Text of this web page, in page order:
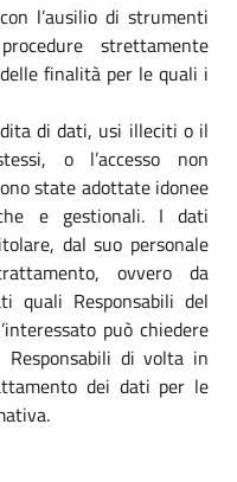
l’ausilio di strumenti
strettamente
finalità per le quali i
di dati, usi illeciti o il
o l’accesso non
state adottate idonee
e gestionali. I dati
dal suo personale
ovvero da
quali Responsabili del
può chiedere
di volta in
dei dati per le